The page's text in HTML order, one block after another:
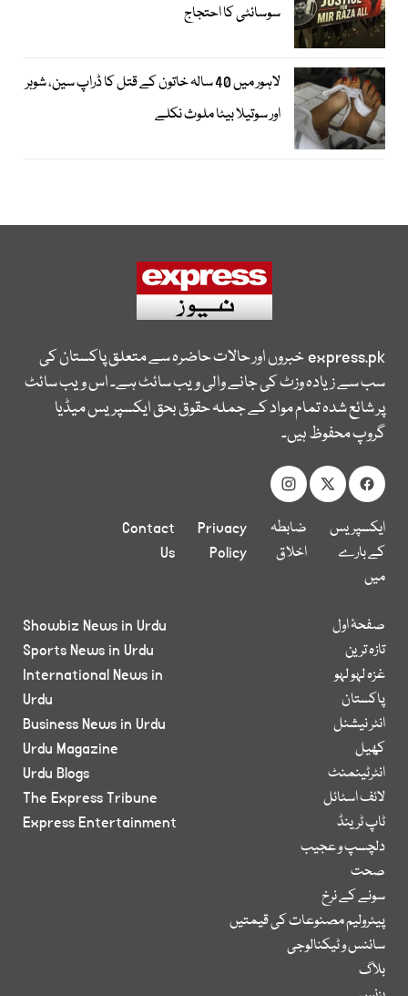
سوسائٹی کا احتجاج
لاہور میں 40 سالہ خاتون کے قتل کا ڈراپ سین، شوہر
اور سوتیلا بیٹا ملوث نکلے
express.pkخبروں اور حالات حاضرہ سے متعلق پاکستان کی
سب سے زیادہ وزٹ کی جانے والی ویب سائٹ ہے۔ اس ویب سائٹ
پر شائع شدہ تمام مواد کے جملہ حقوق بحق ایکسپریس میڈیا
گروپ محفوظ ہیں۔
ایکسپریس
کے بارے
میں
ضابطہ
اخلاق
Privacy
Policy
Contact
Us
صفحۂ اول
تازہ ترین
غزہ لہو لہو
پاکستان
انٹر نیشنل
کھیل
انٹرٹینمنٹ
لائف اسٹائل
ٹاپ ٹرینڈ
دلچسپ و عجیب
صحت
سونے کے نرخ
پیٹرولیم مصنوعات کی قیمتیں
سائنس و ٹیکنالوجی
بلاگ
Showbiz News in Urdu
Sports News in Urdu
International News in
Urdu
Business News in Urdu
Urdu Magazine
Urdu Blogs
The Express Tribune
Express Entertainment